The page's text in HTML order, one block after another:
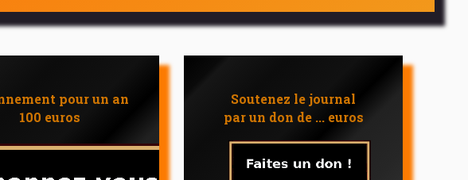
pour un an
100 euros
Soutenez le journal
par un don de ... euros